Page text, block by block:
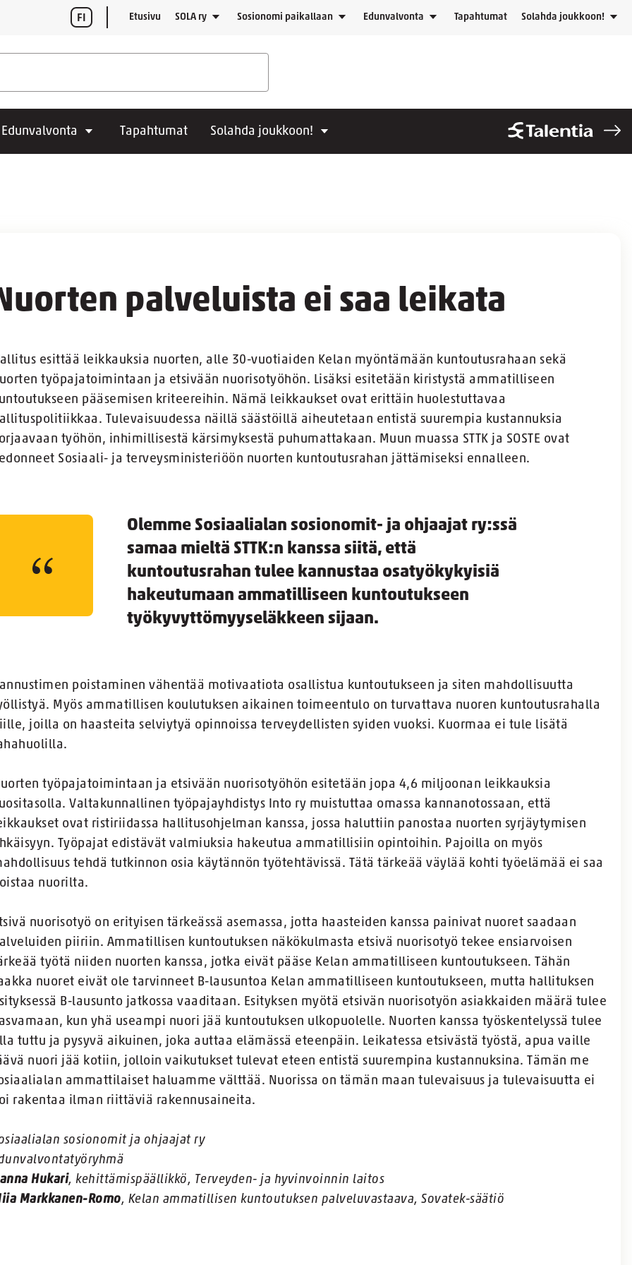
FI Etusivu SOLA ry Sosionomi paikallaan Edunvalvonta Tapahtumat Solahda joukkoon!
Edunvalvonta Tapahtumat Solahda joukkoon!
palveluista ei saa leikata
esittää leikkauksia nuorten, alle 30-vuotiaiden Kelan myöntämään kuntoutusrahaan sekä
työpajatoimintaan ja etsivään nuorisotyöhön. Lisäksi esitetään kiristystä ammatilliseen
pääsemisen kriteereihin. Nämä leikkaukset ovat erittäin huolestuttavaa
Tulevaisuudessa näillä säästöillä aiheutetaan entistä suurempia kustannuksia
työhön, inhimillisestä kärsimyksestä puhumattakaan. Muun muassa STTK ja SOSTE ovat
Sosiaali- ja terveysministeriöön nuorten kuntoutusrahan jättämiseksi ennalleen.
Olemme Sosiaalialan sosionomit- ja ohjaajat ry:ssä
samaa mieltä STTK:n kanssa siitä, että
kuntoutusrahan tulee kannustaa osatyökykyisiä
hakeutumaan ammatilliseen kuntoutukseen
työkyvyttömyyseläkkeen sijaan.
poistaminen vähentää motivaatiota osallistua kuntoutukseen ja siten mahdollisuutta
Myös ammatillisen koulutuksen aikainen toimeentulo on turvattava nuoren kuntoutusrahalla
joilla on haasteita selviytyä opinnoissa terveydellisten syiden vuoksi. Kuormaa ei tule lisätä
työpajatoimintaan ja etsivään nuorisotyöhön esitetään jopa 4,6 miljoonan leikkauksia
Valtakunnallinen työpajayhdistys Into ry muistuttaa omassa kannanotossaan, että
ovat ristiriidassa hallitusohjelman kanssa, jossa haluttiin panostaa nuorten syrjäytymisen
Työpajat edistävät valmiuksia hakeutua ammatillisiin opintoihin. Pajoilla on myös
tehdä tutkinnon osia käytännön työtehtävissä. Tätä tärkeää väylää kohti työelämää ei saa
nuorilta.
nuorisotyö on erityisen tärkeässä asemassa, jotta haasteiden kanssa painivat nuoret saadaan
piiriin. Ammatillisen kuntoutuksen näkökulmasta etsivä nuorisotyö tekee ensiarvoisen
työtä niiden nuorten kanssa, jotka eivät pääse Kelan ammatilliseen kuntoutukseen. Tähän
nuoret eivät ole tarvinneet B-lausuntoa Kelan ammatilliseen kuntoutukseen, mutta hallituksen
B-lausunto jatkossa vaaditaan. Esityksen myötä etsivän nuorisotyön asiakkaiden määrä tulee
kun yhä useampi nuori jää kuntoutuksen ulkopuolelle. Nuorten kanssa työskentelyssä tulee
tuttu ja pysyvä aikuinen, joka auttaa elämässä eteenpäin. Leikatessa etsivästä työstä, apua vaille
nuori jää kotiin, jolloin vaikutukset tulevat eteen entistä suurempina kustannuksina. Tämän me
ammattilaiset haluamme välttää. Nuorissa on tämän maan tulevaisuus ja tulevaisuutta ei
rakentaa ilman riittäviä rakennusaineita.
sosionomit ja ohjaajat ry
Hukari, kehittämispäällikkö, Terveyden- ja hyvinvoinnin laitos
Markkanen-Romo, Kelan ammatillisen kuntoutuksen palveluvastaava, Sovatek-säätiö